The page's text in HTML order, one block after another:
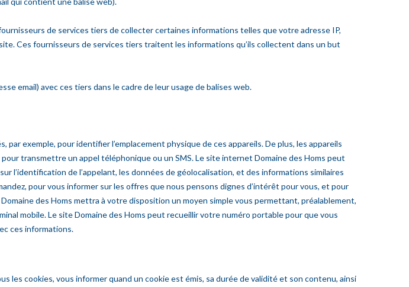
de services tiers de collecter certaines informations telles que votre adresse IP,
Ces fournisseurs de services tiers traitent les informations qu’ils collectent dans un but
email) avec ces tiers dans le cadre de leur usage de balises web.
exemple, pour identifier l’emplacement physique de ces appareils. De plus, les appareils
transmettre un appel téléphonique ou un SMS. Le site internet Domaine des Homs peut
de l’appelant, les données de géolocalisation, et des informations similaires
pour vous informer sur les offres que nous pensons dignes d’intérêt pour vous, et pour
des Homs mettra à votre disposition un moyen simple vous permettant, préalablement,
mobile. Le site Domaine des Homs peut recueillir votre numéro portable pour que vous
ces informations.
cookies, vous informer quand un cookie est émis, sa durée de validité et son contenu, ainsi